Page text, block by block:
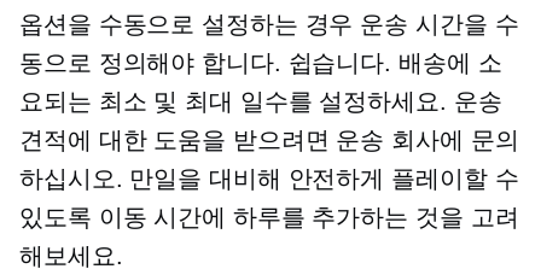
옵션을 수동으로 설정하는 경우 운송 시간을 수
동으로 정의해야 합니다. 쉽습니다. 배송에 소
요되는 최소 및 최대 일수를 설정하세요. 운송
견적에 대한 도움을 받으려면 운송 회사에 문의
하십시오. 만일을 대비해 안전하게 플레이할 수
있도록 이동 시간에 하루를 추가하는 것을 고려
해보세요.